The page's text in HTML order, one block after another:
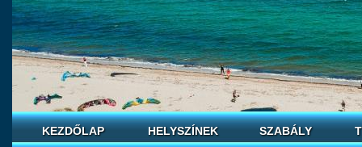
KEZDŐLAP HELYSZÍNEK SZABÁLY